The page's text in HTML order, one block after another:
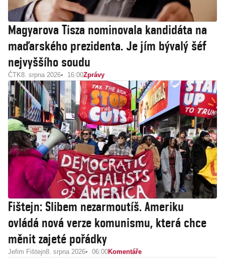
Magyarova Tisza nominovala kandidáta na
maďarského prezidenta. Je jím bývalý šéf
nejvyššího soudu
ČTK8. srpna 2026 16:00Zprávy
Fištejn: Slibem nezarmoutíš. Ameriku
ovládá nová verze komunismu, která chce
měnit zajeté pořádky
Jefim Fištejn8. srpna 2026 06:00Komentáře